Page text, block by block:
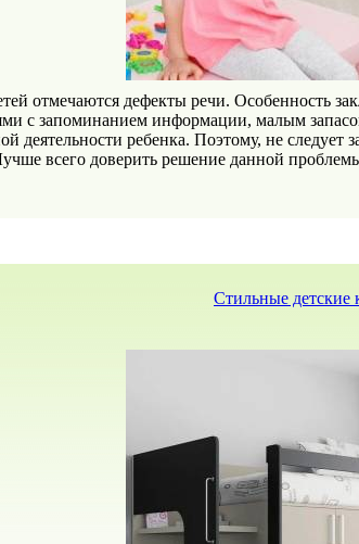
отмечаются дефекты речи. Особенность
с запоминанием информации, малым
деятельности ребенка. Поэтому, не следует
всего доверить решение данной
Стильные